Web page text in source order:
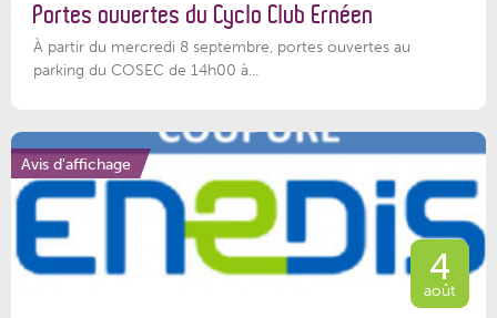
Portes ouvertes du Cyclo Club Ernéen
À partir du mercredi 8 septembre, portes ouvertes au
parking du COSEC de 14h00 à...
Avis d'affichage
4
août